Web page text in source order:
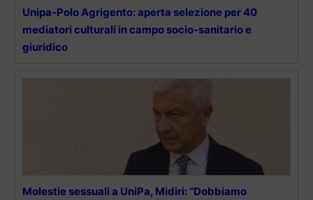
Unipa-Polo Agrigento: aperta selezione per 40
mediatori culturali in campo socio-sanitario e
giuridico
Molestie sessuali a UniPa, Midiri: “Dobbiamo